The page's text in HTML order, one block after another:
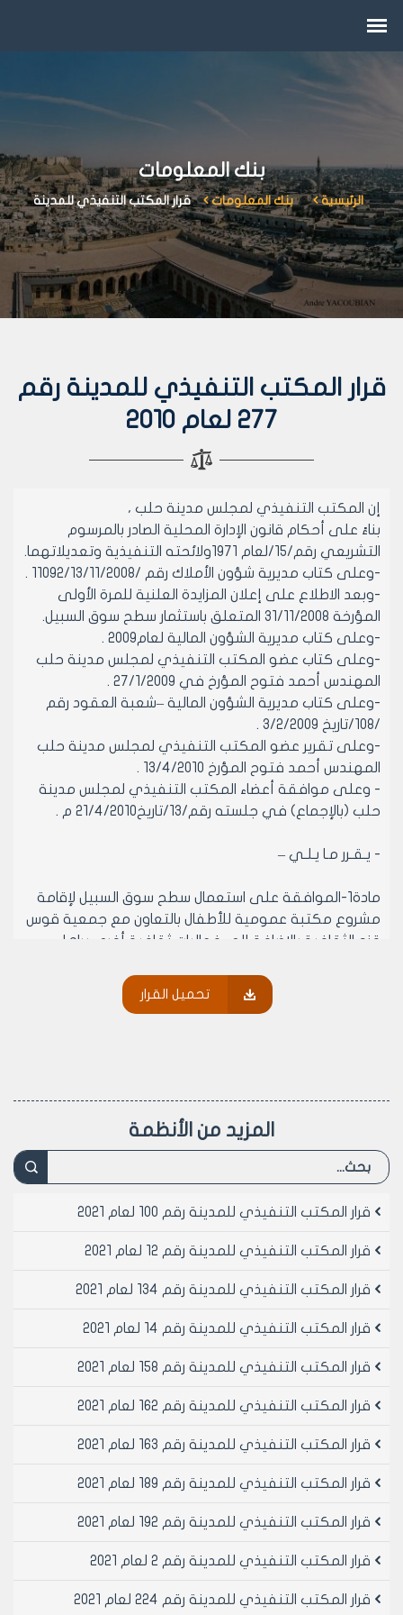
بنك المعلومات
الرئيسية بنك المعلومات قرار المكتب التنفيذي للمدينة
قرار المكتب التنفيذي للمدينة رقم
277 لعام 2010
إن المكتب التنفيذي لمجلس مدينة حلب ،
بناءً على أحكام قانون الإدارة المحلية الصادر بالمرسوم
التشريعي رقم/15/لعام 1971ولائحته التنفيذية وتعديلاتهما.
-وعلى كتاب مديرية شؤون الأملاك رقم /11092/13/11/2008 .
-وبعد الاطلاع على إعلان المزايدة العلنية للمرة الأولى
المؤرخة 31/11/2008 المتعلق باستثمار سطح سوق السبيل.
-وعلى كتاب مديرية الشؤون المالية لعام2009 .
-وعلى كتاب عضو المكتب التنفيذي لمجلس مدينة حلب
المهندس أحمد فتوح المؤرخ في 27/1/2009 .
-وعلى كتاب مديرية الشؤون المالية –شعبة العقود رقم
/108/تاريخ 3/2/2009 .
-وعلى تقرير عضو المكتب التنفيذي لمجلس مدينة حلب
المهندس أحمد فتوح المؤرخ 13/4/2010 .
- وعلى موافقة أعضاء المكتب التنفيذي لمجلس مدينة
حلب (بالإجماع) في جلسته رقم/13/تاريخ21/4/2010 م .
- يـقـرر مـا يـلـي –
مادة1-الموافقة على استعمال سطح سوق السبيل لإقامة
مشروع مكتبة عمومية للأطفال بالتعاون مع جمعية قوس
قزح الثقافية بالإضافة إلى فعاليات ثقافية أخرى يراها
مادة2-ينشر هذا القرار في لوحة إعلانات مجلس المدينة
ويبلغ من يلزم لتنفيذه أصولاً.
الدكتور المهندس معن الشبلي
تحميل القرار
المزيد من الأنظمة
قرار المكتب التنفيذي للمدينة رقم 100 لعام 2021
قرار المكتب التنفيذي للمدينة رقم 12 لعام 2021
قرار المكتب التنفيذي للمدينة رقم 134 لعام 2021
قرار المكتب التنفيذي للمدينة رقم 14 لعام 2021
قرار المكتب التنفيذي للمدينة رقم 158 لعام 2021
قرار المكتب التنفيذي للمدينة رقم 162 لعام 2021
قرار المكتب التنفيذي للمدينة رقم 163 لعام 2021
قرار المكتب التنفيذي للمدينة رقم 189 لعام 2021
قرار المكتب التنفيذي للمدينة رقم 192 لعام 2021
قرار المكتب التنفيذي للمدينة رقم 2 لعام 2021
قرار المكتب التنفيذي للمدينة رقم 224 لعام 2021